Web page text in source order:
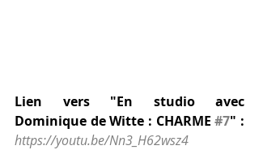
Lien vers "En studio avec
Dominique de Witte : CHARME #7" :
https://youtu.be/Nn3_H62wsz4